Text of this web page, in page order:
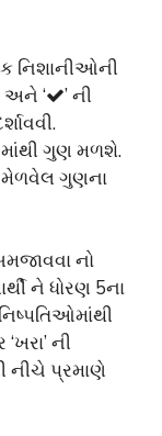
નિશાનીઓની
અને ‘
’ ની
ગુણ મળશે.
ગુણના
નો
ને ધોરણ 5ના
ની
નીચે પ્રમાણે